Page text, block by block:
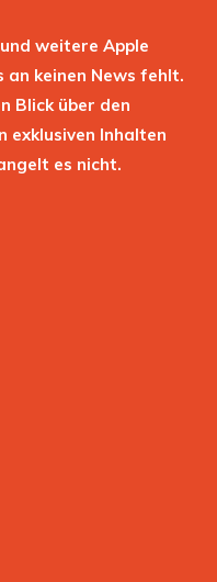
und weitere Apple
an keinen News fehlt.
Blick über den
exklusiven Inhalten
es nicht.